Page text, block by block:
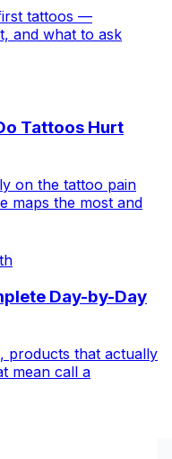
tattoos —
and what to ask
Tattoos Hurt
on the tattoo pain
maps the most and
Day-by-Day
products that actually
mean call a